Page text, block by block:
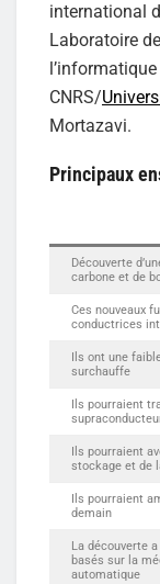
international
Laboratoire
CNRS/
Mortazavi.
Principaux
Découverte
carbone et de
Ces nouveaux
conductrices
Ils ont une
surchauffe
Ils pourraient
Ils pourraient
stockage et de
Ils pourraient
demain
La découverte
basés sur la
automatique